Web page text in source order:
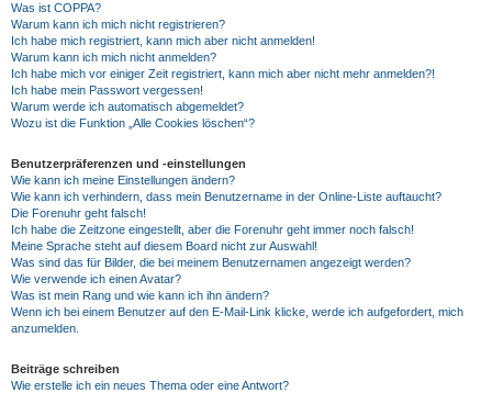
Was ist COPPA?
Warum kann ich mich nicht registrieren?
Ich habe mich registriert, kann mich aber nicht anmelden!
Warum kann ich mich nicht anmelden?
Ich habe mich vor einiger Zeit registriert, kann mich aber nicht mehr anmelden?!
Ich habe mein Passwort vergessen!
Warum werde ich automatisch abgemeldet?
Wozu ist die Funktion „Alle Cookies löschen“?
Benutzerpräferenzen und -einstellungen
Wie kann ich meine Einstellungen ändern?
Wie kann ich verhindern, dass mein Benutzername in der Online-Liste auftaucht?
Die Forenuhr geht falsch!
Ich habe die Zeitzone eingestellt, aber die Forenuhr geht immer noch falsch!
Meine Sprache steht auf diesem Board nicht zur Auswahl!
Was sind das für Bilder, die bei meinem Benutzernamen angezeigt werden?
Wie verwende ich einen Avatar?
Was ist mein Rang und wie kann ich ihn ändern?
Wenn ich bei einem Benutzer auf den E-Mail-Link klicke, werde ich aufgefordert, mich
anzumelden.
Beiträge schreiben
Wie erstelle ich ein neues Thema oder eine Antwort?